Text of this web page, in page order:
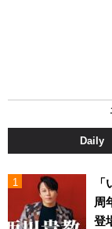
Daily
周
登